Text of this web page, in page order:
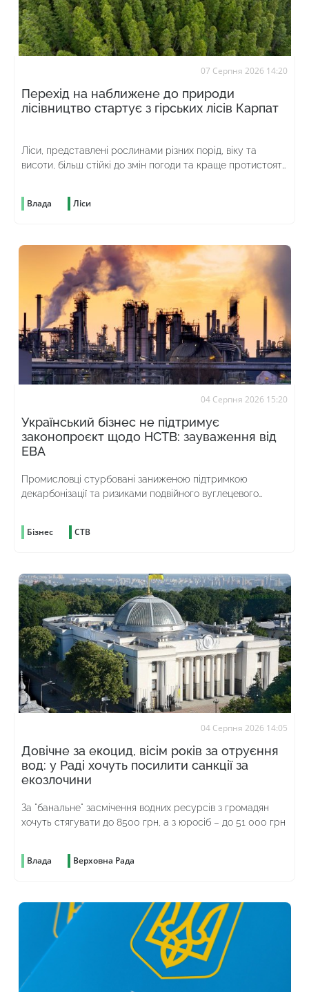
07 Серпня 2026 14:20
Перехід на наближене до природи
лісівництво стартує з гірських лісів Карпат
Ліси, представлені рослинами різних порід, віку та
висоти, більш стійкі до змін погоди та краще протистоять
Влада Ліси
04 Серпня 2026 15:20
Український бізнес не підтримує
законопроєкт щодо НСТВ: зауваження від
ЕВА
Промисловці стурбовані заниженою підтримкою
декарбонізації та ризиками подвійного вуглецевого
Бізнес СТВ
04 Серпня 2026 14:05
Довічне за екоцид, вісім років за отруєння
вод: у Раді хочуть посилити санкції за
екозлочини
За "банальне" засмічення водних ресурсів з громадян
хочуть стягувати до 8500 грн, а з юросіб – до 51 000 грн
Влада Верховна Рада